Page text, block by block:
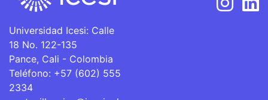
Universidad Icesi: Calle
18 No. 122-135
Pance, Cali - Colombia
Teléfono: +57 (602) 555
2334